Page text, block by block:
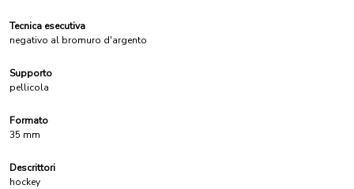
Tecnica esecutiva
negativo al bromuro d'argento
Supporto
pellicola
Formato
35 mm
Descrittori
hockey